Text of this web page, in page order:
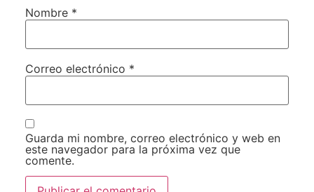
Nombre *
Correo electrónico *
Guarda mi nombre, correo electrónico y web en
este navegador para la próxima vez que
comente.